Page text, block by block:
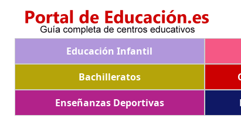
Educación Infantil
Bachilleratos
Enseñanzas Deportivas